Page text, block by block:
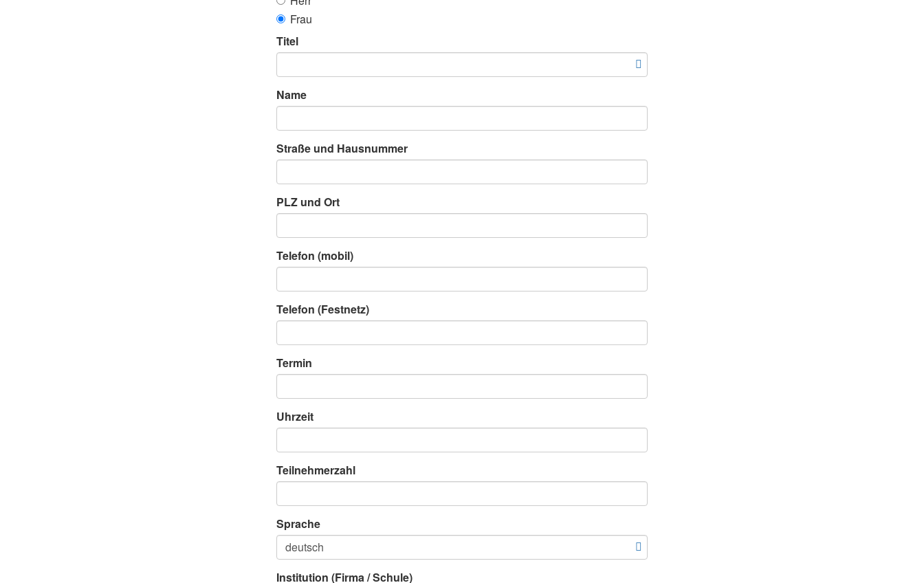
Frau
Titel
Name
Straße und Hausnummer
PLZ und Ort
Telefon (mobil)
Telefon (Festnetz)
Termin
Uhrzeit
Teilnehmerzahl
Sprache
Institution (Firma / Schule)